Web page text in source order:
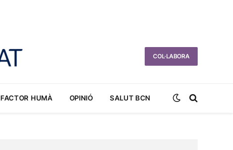
COL·LABORA
FACTOR HUMÀ OPINIÓ SALUT BCN